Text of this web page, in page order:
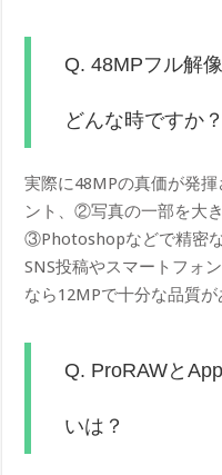
Q. 48MPフル解
どんな時ですか？
実際に48MPの真価が発
ント、②写真の一部を大
③Photoshopなどで精密
SNS投稿やスマートフォ
なら12MPで十分な品質が
Q. ProRAWと
いは？